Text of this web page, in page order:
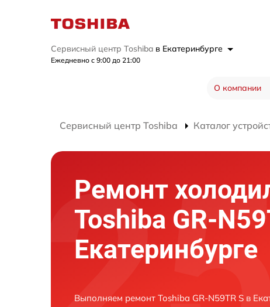
Сервисный центр Toshiba в Екатеринбурге
Ежедневно с 9:00 до 21:00
О компании
Сервисный центр Toshiba Каталог
Ремонт
Toshiba GR-
Екатеринбурге
Выполняем ремонт Toshiba GR-N59TR S в